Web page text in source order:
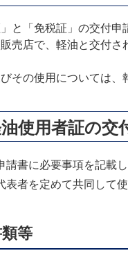
と「免税証」の交付申
売店で、軽油と交付
その使用については、
使用者証の交
書に必要事項を記載
者を定めて共同して
等